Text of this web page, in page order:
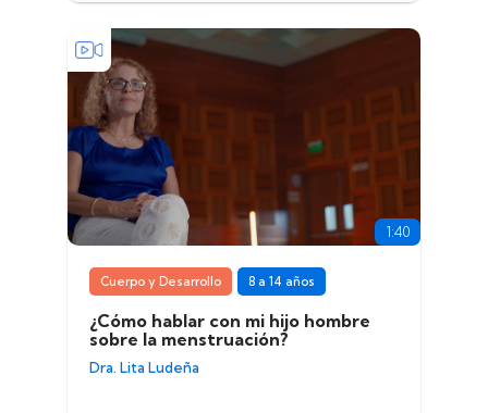
1:40
Cuerpo y Desarrollo 8 a 14 años
¿Cómo hablar con mi hijo hombre
sobre la menstruación?
Dra. Lita Ludeña